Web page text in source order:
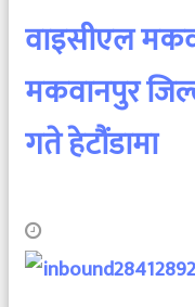
वाइसीएल
मकवानपुर
गते हेटौंडामा